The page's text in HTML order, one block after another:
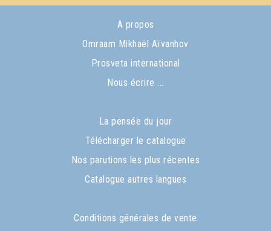
A propos
Omraam Mikhaël Aïvanhov
Prosveta international
Nous écrire ...
La pensée du jour
Télécharger le catalogue
Nos parutions les plus récentes
Catalogue autres langues
Conditions générales de vente